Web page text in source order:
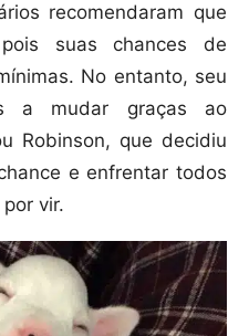
recomendaram que
suas chances de
No entanto, seu
a mudar graças ao
Robinson, que decidiu
e enfrentar todos
vir.